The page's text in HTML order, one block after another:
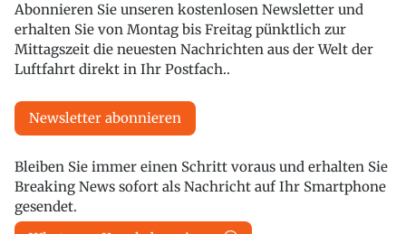
Abonnieren Sie unseren kostenlosen Newsletter und
erhalten Sie von Montag bis Freitag pünktlich zur
Mittagszeit die neuesten Nachrichten aus der Welt der
Luftfahrt direkt in Ihr Postfach..
Newsletter abonnieren
Bleiben Sie immer einen Schritt voraus und erhalten Sie
Breaking News sofort als Nachricht auf Ihr Smartphone
gesendet.